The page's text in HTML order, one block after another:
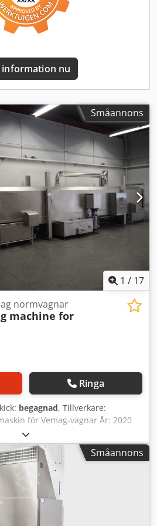
Andokr Anslutning: 400
600 x 680 x 820 mm (BxDxH) Ingår
1 universalkorg 1 bestickskorg
Leveransservice Leasing &
maskinen i vår Milbrandt-
information nu
Småannons
1 / 17
normvagnar
machine for
Ringa
begagnad, Tillverkare:
för Vemag-vagnar År: 2020
3665A-2020 Lagernummer:
per timme
Tryckluft: 6–8 Bar Effekt: 3 x
11800 x 1900 x 2650 mm
för standardvagnar med tvätt- och
samt automatisk tippare för
Nepfx Andjkr
Småannons